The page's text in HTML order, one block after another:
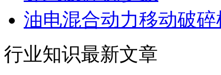
油电混合动力移动破
行业知识最新文章